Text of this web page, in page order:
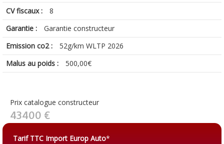
CV fiscaux :
8
Garantie :
Garantie constructeur
Emission co2 :
52g/km WLTP 2026
Malus au poids :
500,00€
Prix catalogue constructeur
43400 €
Tarif TTC Import Europ Auto*